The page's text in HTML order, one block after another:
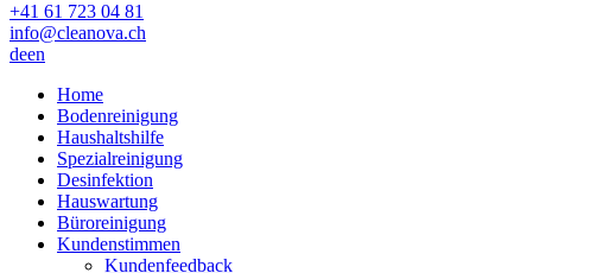
+41 61 723 04 81
info@cleanova.ch
deen
Home
Bodenreinigung
Haushaltshilfe
Spezialreinigung
Desinfektion
Hauswartung
Büroreinigung
Kundenstimmen
Kundenfeedback